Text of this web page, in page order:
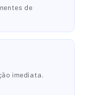
de
imediata.